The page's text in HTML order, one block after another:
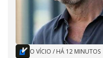
O VÍCIO / HÁ 12 MINUTOS